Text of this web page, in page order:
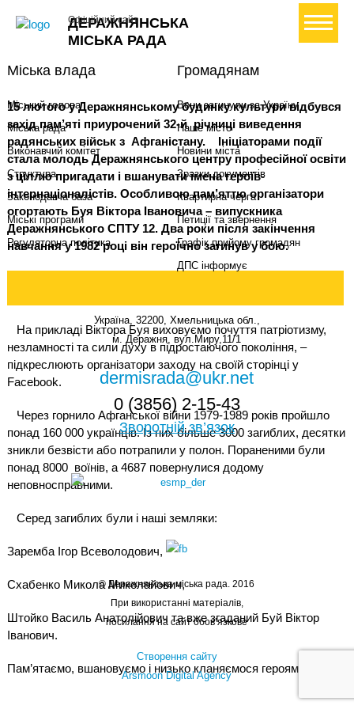
ДЕРАЖНЯНСЬКА
МІСЬКА РАДА
Офіційний сайт+ Створити петицію
15 лютого у Деражнянському будинку культури відбувся
захід пам’яті приурочений 32-й річниці виведення
радянських військ з Афганістану. Ініціаторами події
стала молодь Деражнянського центру професійної освіти
з ціллю пригадати і вшанувати імена героїв-
інтернаціоналістів. Особливою пам’яттю організатори
огортають Буя Віктора Івановича – випускника
Деражнянського СПТУ 12. Два роки після закінчення
навчання у 1982 році він героїчно загинув у бою.
На прикладі Віктора Буя виховуємо почуття патріотизму,
незламності та сили духу в підростаючого покоління, –
підкреслюють організатори заходу на своїй сторінці у
Facebook.
Через горнило Афганської війни 1979-1989 років пройшло
понад 160 000 українців. Із них більше 3000 загиблих, десятки
зникли безвісти або потрапили у полон. Пораненими були
понад 8000 воїнів, а 4687 повернулися додому
неповносправними.
Серед загиблих були і наші земляки:
Заремба Ігор Всеволодович,
Схабенко Микола Миколайович,
Штойко Василь Анатолійович та вже згаданий Буй Віктор
Іванович.
Пам’ятаємо, вшановуємо і низько кланяємося героям.
Міська влада
Міський голова
Міська рада
Виконавчий комітет
Структура
Законодавча база
Міські програми
Регуляторна політика
Громадянам
Вони загинули за Україну
Наше місто
Новини міста
Зразки документів
Квартирна черга
Петиції та звернення
Графік прийому громадян
ДПС інформує
Україна, 32200, Хмельницька обл.,
м. Деражня, вул.Миру,11/1
dermisrada@ukr.net
0 (3856) 2-15-43
Зворотній зв’язок
© Деражнянська міська рада. 2016
При використанні матеріалів,
посилання на сайт обов’язкове
Створення сайту
Arsmoon Digital Agency